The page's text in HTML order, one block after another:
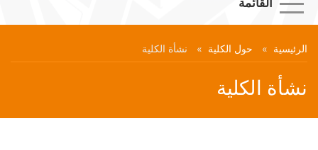
الرئيسية حول الكلية نشأة الكلية
نشأة الكلية